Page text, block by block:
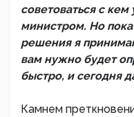
советоваться с
министром. Но пока
решения я
вам нужно будет
быстро, и сегодня
Камнем